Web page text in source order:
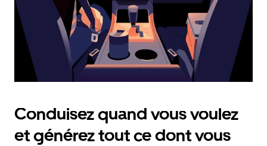
fermer
le
calendrier.
Conduisez quand vous voulez
et générez tout ce dont vous